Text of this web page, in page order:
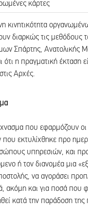
κινητικότητα
διαρκώς τις μεθόδους
Σπάρτης, Ανατολικής
ότι η πραγματική έκταση
Αρχές.
που εφαρμόζουν
που εκτυλίχθηκε προ
υπηρεσιών, και
ή τον διανομέα μια
να αγοράσει
ακόμη και για ποσά
κατά την παράδοση της